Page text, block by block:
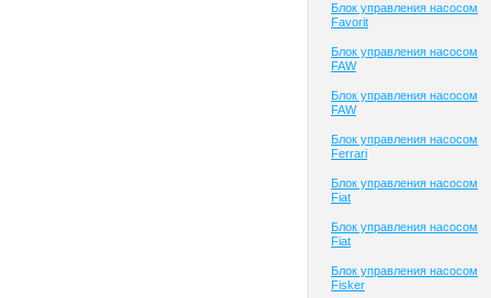
Блок управления насосом
Favorit
Блок управления насосом
FAW
Блок управления насосом
FAW
Блок управления насосом
Ferrari
Блок управления насосом
Fiat
Блок управления насосом
Fiat
Блок управления насосом
Fisker